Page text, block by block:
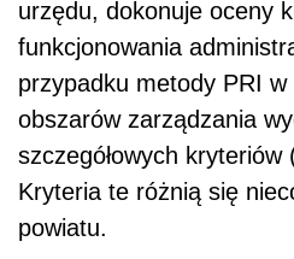
urzędu, dokonuje oceny
funkcjonowania
przypadku metody PRI
obszarów zarządzania
szczegółowych kryteriów
Kryteria te różnią się
powiatu.